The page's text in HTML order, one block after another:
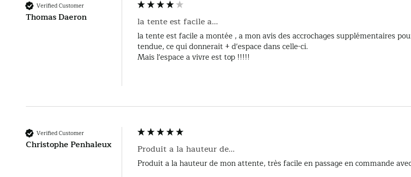
Verified Customer
Thomas Daeron la tente est facile a...
la tente est facile a montée , a mon avis des accrochages supplémentaires
tendue, ce qui donnerait + d'espace dans celle-ci.
Mais l'espace a vivre est top !!!!!
Verified Customer
Christophe Penhaleux Produit a la hauteur de...